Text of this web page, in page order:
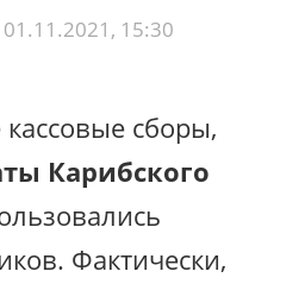
01.11.2021, 15:30
сборы,
Карибского
Фактически,